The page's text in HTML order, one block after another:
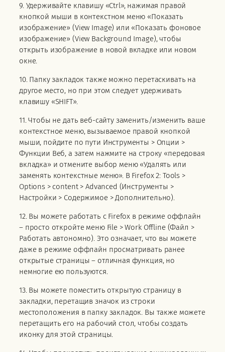
9. Удерживайте клавишу «Ctrl», нажимая правой
кнопкой мыши в контекстном меню «Показать
изображение» (View Image) или «Показать фоновое
изображение» (View Background Image), чтобы
открыть изображение в новой вкладке или новом
окне.
10. Папку закладок также можно перетаскивать на
другое место, но при этом следует удерживать
клавишу «SHIFT».
11. Чтобы не дать веб-сайту заменить/изменить ваше
контекстное меню, вызываемое правой кнопкой
мыши, пойдите по пути Инструменты > Опции >
Функции Веб, а затем нажмите на строку «передовая
вкладка» и отмените выбор меню «Удалять или
заменять контекстные меню». В Firefox 2: Tools >
Options > content > Advanced (Инструменты >
Настройки > Содержимое > Дополнительно).
12. Вы можете работать с Firefox в режиме оффлайн
– просто откройте меню File > Work Offline (Файл >
Работать автономно). Это означает, что вы можете
даже в режиме оффлайн просматривать ранее
открытые страницы – отличная функция, но
немногие ею пользуются.
13. Вы можете поместить открытую страницу в
закладки, перетащив значок из строки
местоположения в папку закладок. Вы также можете
перетащить его на рабочий стол, чтобы создать
иконку для этой страницы.